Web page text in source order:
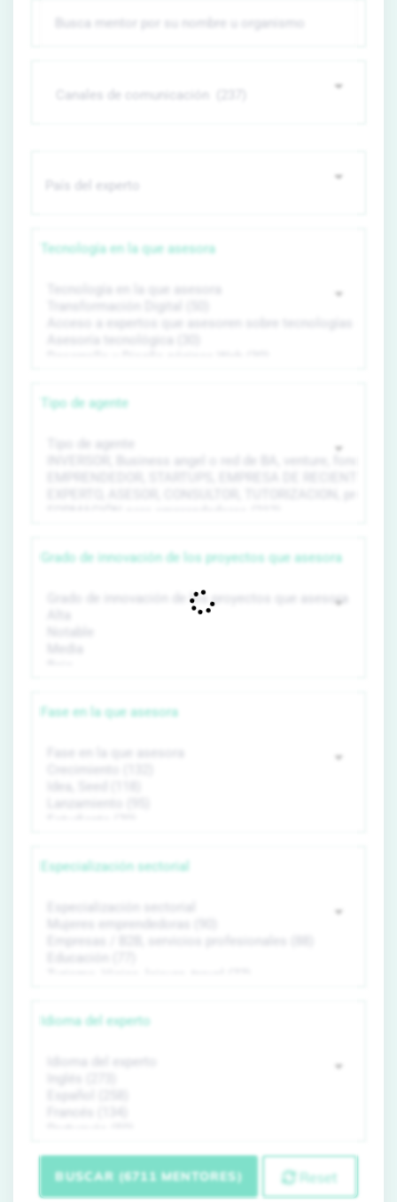
Tecnología en la que asesora
Tipo de agente
Grado de innovación de los proyectos que asesora
Fase en la que asesora
Especialización sectorial
Idioma del experto
BUSCAR (6711 MENTORES) Reset